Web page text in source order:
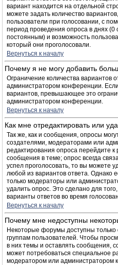
вариант находится на отдельной
можете задать количество
пользователи при голосовании, с
период проведения опроса в днях (0
постоянным) и возможность
который они проголосовали.
Вернуться к началу
Почему я не могу добавить
Ограничение количества вариантов
администратором конференции.
вариантов, превышающее это
администратором конференции.
Вернуться к началу
Как мне отредактировать или
Так же, как и сообщения, опросы
создателями, модераторами или
редактирования опроса перейдите к
сообщения в теме; опрос всегда
успел проголосовать, то вы можете
любой из вариантов ответа. Однако
только модераторы или
удалить опрос. Это сделано для
варианты ответов во время
Вернуться к началу
Почему мне недоступны
Некоторые форумы доступны
группам пользователей. Чтобы
в них темы и оставлять сообщения,
может потребоваться специальное
модератором или администратором